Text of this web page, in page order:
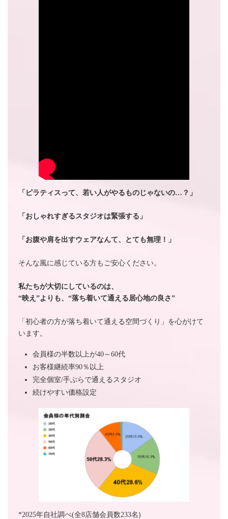
「ピラティスって、若い人がやるものじゃないの…？」
「おしゃれすぎるスタジオは緊張する」
「お腹や肩を出すウェアなんて、とても無理！」
そんな風に感じている方もご安心ください。
私たちが大切にしているのは、
“映え”よりも、“落ち着いて通える居心地の良さ”
「初心者の方が落ち着いて通える空間づくり」を心がけて
います。
会員様の半数以上が40～60代
お客様継続率90％以上
完全個室/手ぶらで通えるスタジオ
続けやすい価格設定
*2025年自社調べ(全8店舗会員数233名)